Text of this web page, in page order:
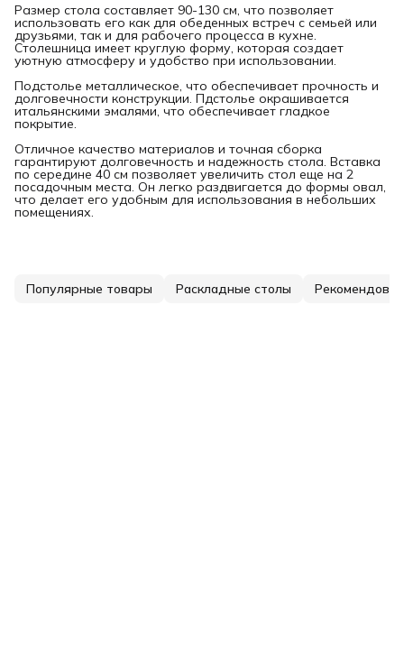
Размер стола составляет 90-130 см, что позволяет
использовать его как для обеденных встреч с семьей или
друзьями, так и для рабочего процесса в кухне.
Столешница имеет круглую форму, которая создает
уютную атмосферу и удобство при использовании.
Подстолье металлическое, что обеспечивает прочность и
долговечности конструкции. Пдстолье окрашивается
итальянскими эмалями, что обеспечивает гладкое
покрытие.
Отличное качество материалов и точная сборка
гарантируют долговечность и надежность стола. Вставка
по середине 40 см позволяет увеличить стол еще на 2
посадочным места. Он легко раздвигается до формы овал,
что делает его удобным для использования в небольших
помещениях.
Популярные товары Раскладные столы